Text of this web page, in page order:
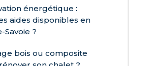
énergétique :
aides disponibles en
Savoie ?
bois ou composite